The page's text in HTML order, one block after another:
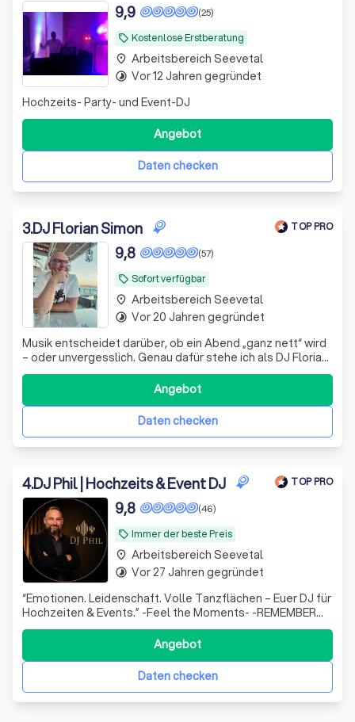
local_offer Kostenlose Erstberatung
(25)
9,9
Hochzeits- Party- und Event-DJ
Daten checken
Angebot
place Arbeitsbereich Seevetal
timelapse Vor 12 Jahren gegründet
3.DJ Florian Simon TOP PRO
local_offer Sofort verfügbar
(57)
9,8
Musik entscheidet darüber, ob ein Abend „ganz nett“ wird
– oder unvergesslich. Genau dafür stehe ich als DJ Florian
Simon. Ich begleite Hochzeiten und Events nicht einfach
nur musikalisch, sondern sorge dafür, dass genau die
Momente entstehen, über die man noch Jahre später
spricht: volle TanzfläcDaten checken
Angebot
place Arbeitsbereich Seevetal
timelapse Vor 20 Jahren gegründet
4.DJ Phil | Hochzeits & Event DJ TOP PRO
local_offer Immer der beste Preis
(46)
9,8
“Emotionen. Leidenschaft. Volle Tanzflächen – Euer DJ für
Hochzeiten & Events.” -Feel the Moments- -REMEMBER
Forever-
Daten checken
Angebot
place Arbeitsbereich Seevetal
timelapse Vor 27 Jahren gegründet